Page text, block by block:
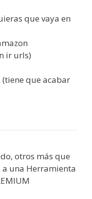
que vaya en
ir urls)
que acabar
otros más que
a una Herramienta